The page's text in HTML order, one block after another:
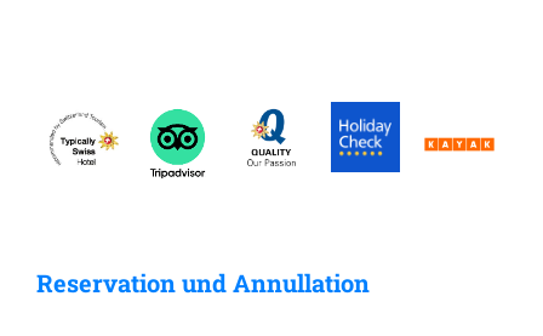
Reservation und Annullation